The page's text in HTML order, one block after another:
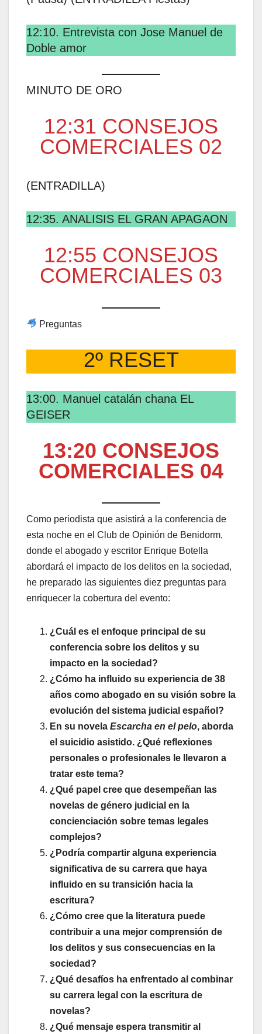
12:10. Entrevista con Jose Manuel de
Doble amor
MINUTO DE ORO
12:31 CONSEJOS
COMERCIALES 02
(ENTRADILLA)
12:35. ANALISIS EL GRAN APAGAON
12:55 CONSEJOS
COMERCIALES 03
Preguntas
2º RESET
13:00. Manuel catalán chana EL
GEISER
13:20 CONSEJOS
COMERCIALES 04
Como periodista que asistirá a la conferencia de
esta noche en el Club de Opinión de Benidorm,
donde el abogado y escritor Enrique Botella
abordará el impacto de los delitos en la sociedad,
he preparado las siguientes diez preguntas para
enriquecer la cobertura del evento:
¿Cuál es el enfoque principal de su
conferencia sobre los delitos y su
impacto en la sociedad?
¿Cómo ha influido su experiencia de 38
años como abogado en su visión sobre la
evolución del sistema judicial español?
En su novela Escarcha en el pelo, aborda
el suicidio asistido. ¿Qué reflexiones
personales o profesionales le llevaron a
tratar este tema?
¿Qué papel cree que desempeñan las
novelas de género judicial en la
concienciación sobre temas legales
complejos?
¿Podría compartir alguna experiencia
significativa de su carrera que haya
influido en su transición hacia la
escritura?
¿Cómo cree que la literatura puede
contribuir a una mejor comprensión de
los delitos y sus consecuencias en la
sociedad?
¿Qué desafíos ha enfrentado al combinar
su carrera legal con la escritura de
novelas?
¿Qué mensaje espera transmitir al